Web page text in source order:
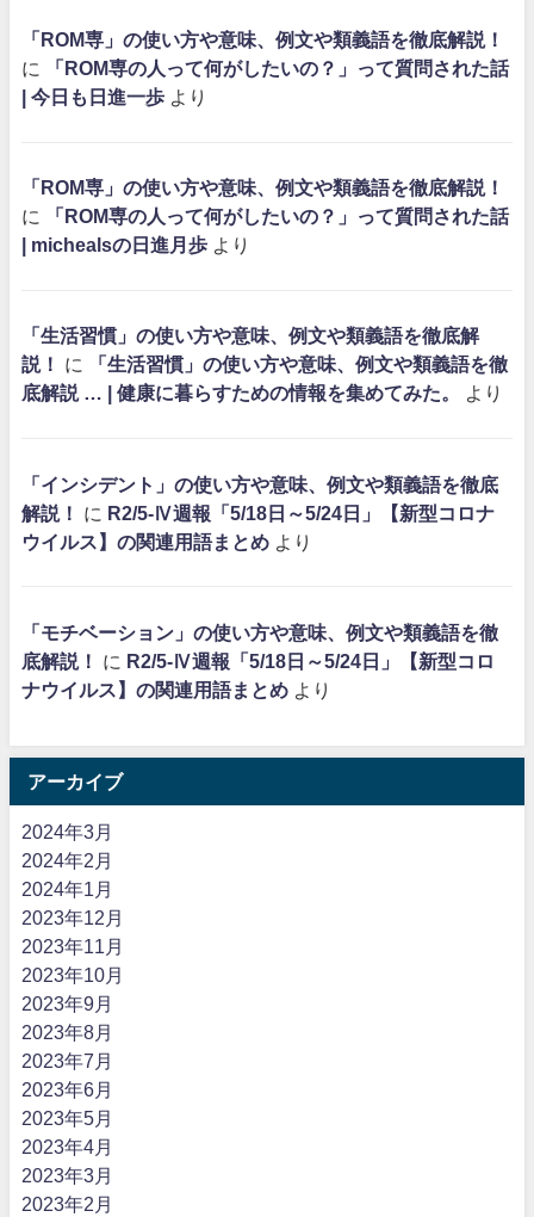
「ROM専」の使い方や意味、例文や類義語を徹底解説！
に
「ROM専の人って何がしたいの？」って質問された話
| 今日も日進一歩 より
「ROM専」の使い方や意味、例文や類義語を徹底解説！
に
「ROM専の人って何がしたいの？」って質問された話
| michealsの日進月歩 より
「生活習慣」の使い方や意味、例文や類義語を徹底解
説！
に
「生活習慣」の使い方や意味、例文や類義語を徹
底解説 … | 健康に暮らすための情報を集めてみた。
より
「インシデント」の使い方や意味、例文や類義語を徹底
解説！
に R2/5-Ⅳ週報「5/18日～5/24日」【新型コロナ
ウイルス】の関連用語まとめ より
「モチベーション」の使い方や意味、例文や類義語を徹
底解説！
に R2/5-Ⅳ週報「5/18日～5/24日」【新型コロ
ナウイルス】の関連用語まとめ より
アーカイブ
2024年3月
2024年2月
2024年1月
2023年12月
2023年11月
2023年10月
2023年9月
2023年8月
2023年7月
2023年6月
2023年5月
2023年4月
2023年3月
2023年2月